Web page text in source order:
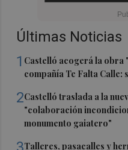
Últimas Noticias
1 Castelló acogerá la obra
compañía Te Falta Calle:
2Castelló traslada a la
"colaboración
monumento gaiatero"
Talleres, pasacalles y